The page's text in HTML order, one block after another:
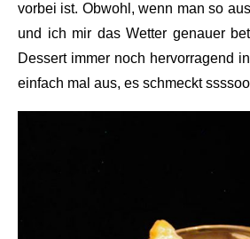
vorbei ist. Obwohl, wenn man so
und ich mir das Wetter genauer
Dessert immer noch hervorragend
einfach mal aus, es schmeckt